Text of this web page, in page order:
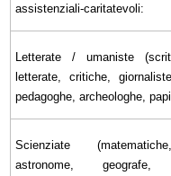
assistenziali-caritatevoli:
Letterate / umaniste
letterate, critiche,
pedagoghe, archeologhe,
Scienziate
astronome, geografe,